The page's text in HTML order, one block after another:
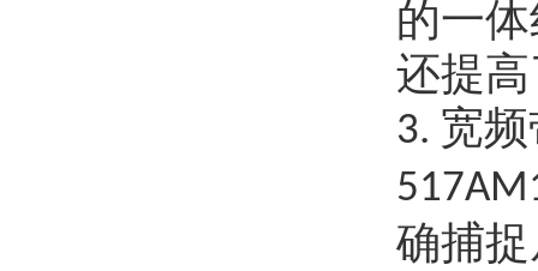
的一
还提
3. 宽
确捕